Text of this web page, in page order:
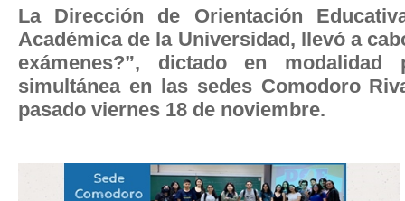
La Dirección de Orientación
Académica de la Universidad, llevó a
exámenes?”, dictado en
simultánea en las sedes Comodoro
pasado viernes 18 de noviembre.